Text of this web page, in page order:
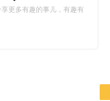
更多有趣的事儿，有趣有